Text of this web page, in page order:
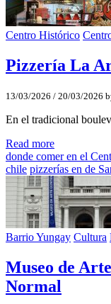
Centro Histórico
Pizzería La
13/03/2026 / 20/03/2026
En el tradicional
Read more
donde comer en el
chile pizzerías en de
Barrio Yungay Cultura
Museo de
Normal